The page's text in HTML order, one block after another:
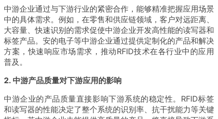
中游企业通过与下游行业的紧密合作，能够精准把握应用场景
中的具体需求。例如，在零售和供应链领域，客户对远距离、
大容量、快速识别的需求促使中游企业开发高性能的读写器和
标签产品。安的电子等中游企业通过提供定制化的产品和解决
方案，快速响应市场需求，推动RFID技术在各行业中的应用
普及。
2. 中游产品质量对下游应用的影响
中游企业的产品质量直接影响下游系统的稳定性。RFID标签
和读写器的性能决定了整个系统的识别率、抗干扰能力等关键